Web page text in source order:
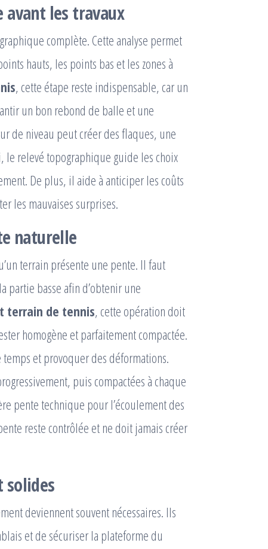
avant les travaux
complète. Cette analyse permet
hauts, les points bas et les zones à
, cette étape reste indispensable, car un
un bon rebond de balle et une
de niveau peut créer des flaques, une
relevé topographique guide les choix
De plus, il aide à anticiper les coûts
les mauvaises surprises.
naturelle
terrain présente une pente. Il faut
partie basse afin d’obtenir une
terrain de tennis, cette opération doit
homogène et parfaitement compactée.
et provoquer des déformations.
puis compactées à chaque
pente technique pour l’écoulement des
reste contrôlée et ne doit jamais créer
solides
deviennent souvent nécessaires. Ils
et de sécuriser la plateforme du